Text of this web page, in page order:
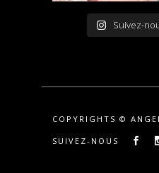
Suivez-
COPYRIGHTS ©
SUIVEZ-NOUS